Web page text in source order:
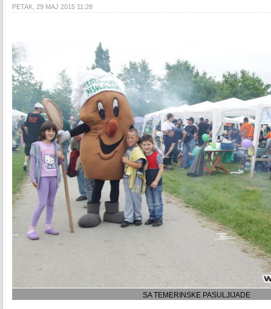
PETAK, 29 MAJ 2015 11:28
SA TEMERINSKE PASULJIJADE